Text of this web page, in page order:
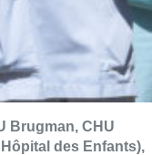
Brugman, CHU
des Enfants),